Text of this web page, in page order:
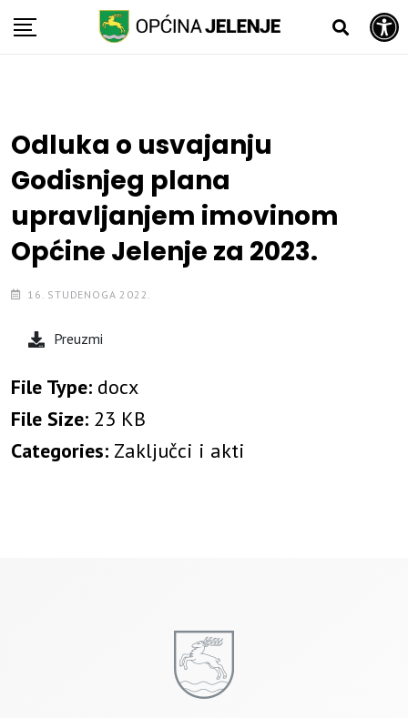
Open toolbar
Skip
Odluka o usvajanju
Godisnjeg plana
upravljanjem imovinom
Općine Jelenje za 2023.
16. STUDENOGA 2022.
Preuzmi
File Type: docx
File Size: 23 KB
Categories: Zaključci i akti